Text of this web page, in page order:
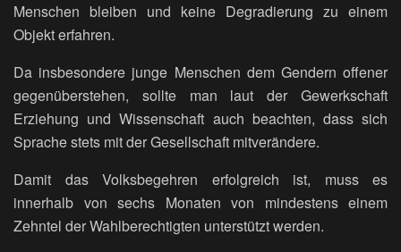
Menschen bleiben und keine Degradierung zu einem
Objekt erfahren.
Da insbesondere junge Menschen dem Gendern offener
gegenüberstehen, sollte man laut der Gewerkschaft
Erziehung und Wissenschaft auch beachten, dass sich
Sprache stets mit der Gesellschaft mitverändere.
Damit das Volksbegehren erfolgreich ist, muss es
innerhalb von sechs Monaten von mindestens einem
Zehntel der Wahlberechtigten unterstützt werden.